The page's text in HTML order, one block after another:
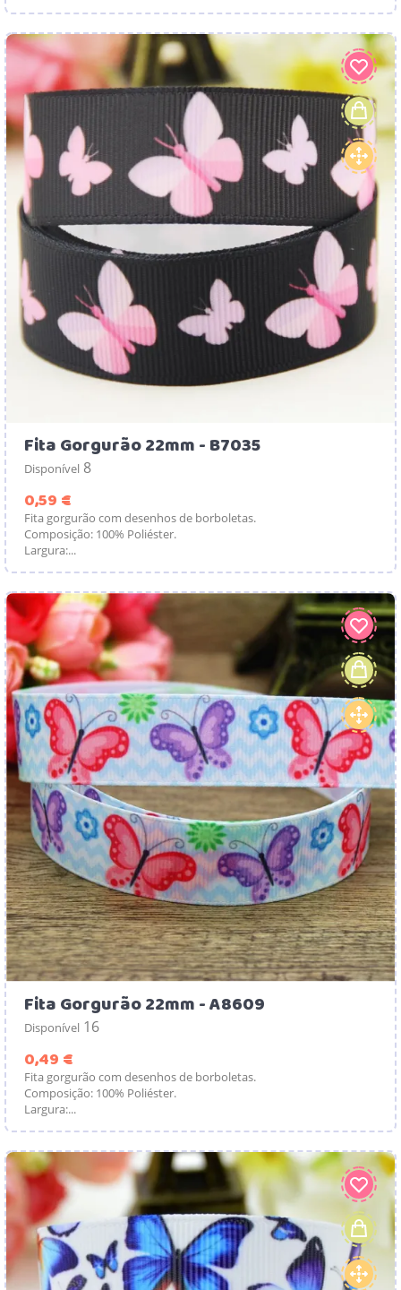
Fita Gorgurão 22mm - B7035
Disponível 8
0,59 €
Fita gorgurão com desenhos de borboletas.
Composição: 100% Poliéster.
Largura:...
Fita Gorgurão 22mm - A8609
Disponível 16
0,49 €
Fita gorgurão com desenhos de borboletas.
Composição: 100% Poliéster.
Largura:...